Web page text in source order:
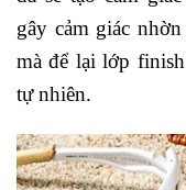
gây cảm giác
mà để lại lớp
tự nhiên.